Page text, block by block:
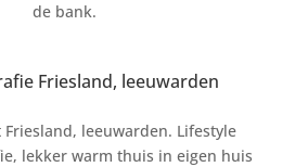
de bank.
Friesland, leeuwarden
leeuwarden. Lifestyle
lekker warm thuis in eigen huis